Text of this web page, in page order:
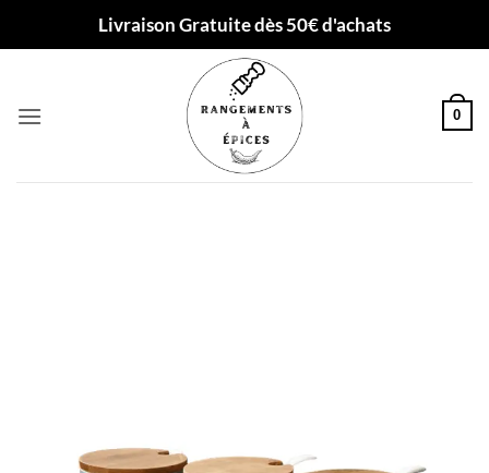
Livraison Gratuite dès 50€ d'achats
0